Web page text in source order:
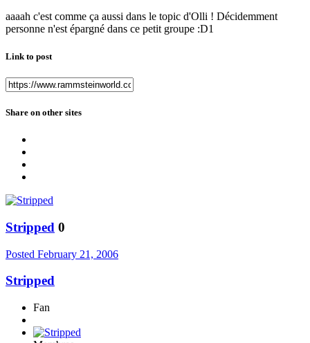
aaaah c'est comme ça aussi dans le topic d'Olli ! Décidemment
personne n'est épargné dans ce petit groupe :D1
Link to post
Share on other sites
Stripped 0
Posted February 21, 2006
Stripped
Fan